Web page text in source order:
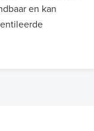
en kan